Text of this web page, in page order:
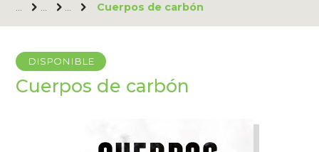
Cuerpos de carbón
DISPONIBLE
Cuerpos de carbón